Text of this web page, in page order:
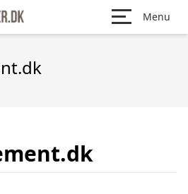
Menu